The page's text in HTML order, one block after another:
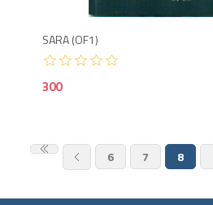
SARA (OF1)
300
6 7 8